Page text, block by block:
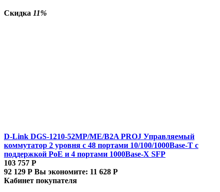
Скидка 11%
D-Link DGS-1210-52MP/ME/B2A PROJ Управляемый
коммутатор 2 уровня с 48 портами 10/100/1000Base-T с
поддержкой PoE и 4 портами 1000Base-X SFP
103 757 Р
92 129 Р Вы экономите: 11 628 Р
Кабинет покупателя